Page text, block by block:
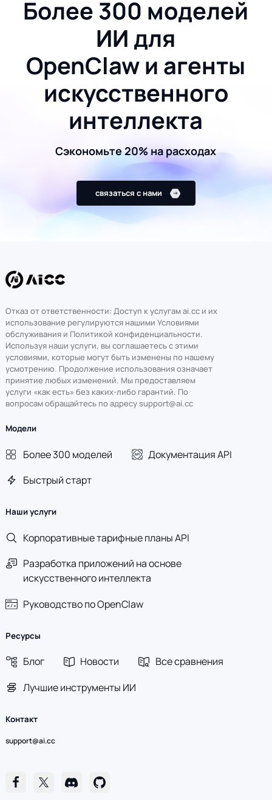
Более 300 моделей
ИИ для
OpenClaw и агенты
искусственного
интеллекта
Сэкономьте 20% на расходах
связаться с нами
Отказ от ответственности: Доступ к услугам ai.cc и их
использование регулируются нашими Условиями
обслуживания и Политикой конфиденциальности.
Используя наши услуги, вы соглашаетесь с этими
условиями, которые могут быть изменены по нашему
усмотрению. Продолжение использования означает
принятие любых изменений. Мы предоставляем
услуги «как есть» без каких-либо гарантий. По
вопросам обращайтесь по адресу support@ai.cc
Модели
Более 300 моделей
Документация API
Быстрый старт
Наши услуги
Корпоративные тарифные планы API
Разработка приложений на основе
искусственного интеллекта
Руководство по OpenClaw
Ресурсы
Блог Новости
Все сравнения
Лучшие инструменты ИИ
Контакт
support@ai.cc